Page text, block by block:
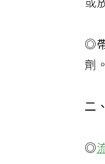
或
◎
劑。
二
◎